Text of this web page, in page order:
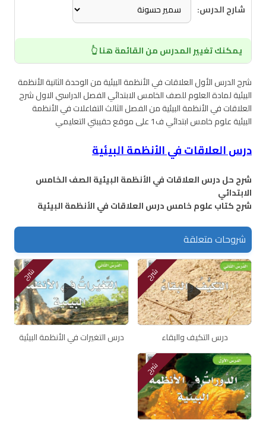
شارح الدرس:
يمكنك تغيير المدرس من القائمة هنا 👆
شرح الدرس الأول العلاقات في الأنظمة البيئية من الوحدة الثانية الأنظمة
البيئية لمادة العلوم للصف الخامس الابتدائي الفصل الدراسي الاول شرح
العلاقات في الأنظمة البيئية من الفصل الثالث التفاعلات في الأنظمة
البيئية علوم خامس ابتدائي ف1 على موقع حقيبتي التعليمي
درس العلاقات في الأنظمة البيئية
شرح حل درس العلاقات في الأنظمة البيئية الصف الخامس
الابتدائي
شرح كتاب علوم خامس درس العلاقات في الأنظمة البيئية
شروحات متعلقة
شرح
درس التكيف والبقاء
شرح
درس التغيرات في الأنظمة البيئية
شرح